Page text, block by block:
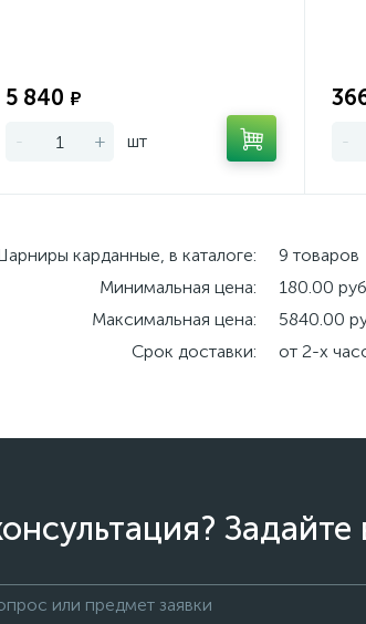
5 840 ₽
- + шт -
карданные, в каталоге:
9 товаров
Минимальная цена:
180.00
Максимальная цена:
5840.00
Срок доставки:
от 2-х